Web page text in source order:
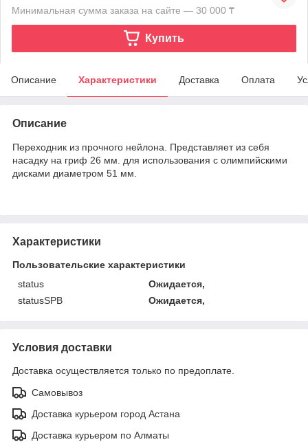
Минимальная сумма заказа на сайте — 30 000 ₸
Купить
Описание Характеристики Доставка Оплата
Описание
Переходник из прочного нейлона. Представляет из себя
насадку на гриф 26 мм. для использования с олимпийскими
дисками диаметром 51 мм.
Характеристики
Пользовательские характеристики
status
Ожидается,
statusSPB
Ожидается,
Условия доставки
Доставка осуществляется только по предоплате.
Самовывоз
Доставка курьером город Астана
Доставка курьером по Алматы